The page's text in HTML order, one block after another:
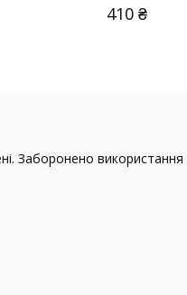
410₴
Заборонено використання